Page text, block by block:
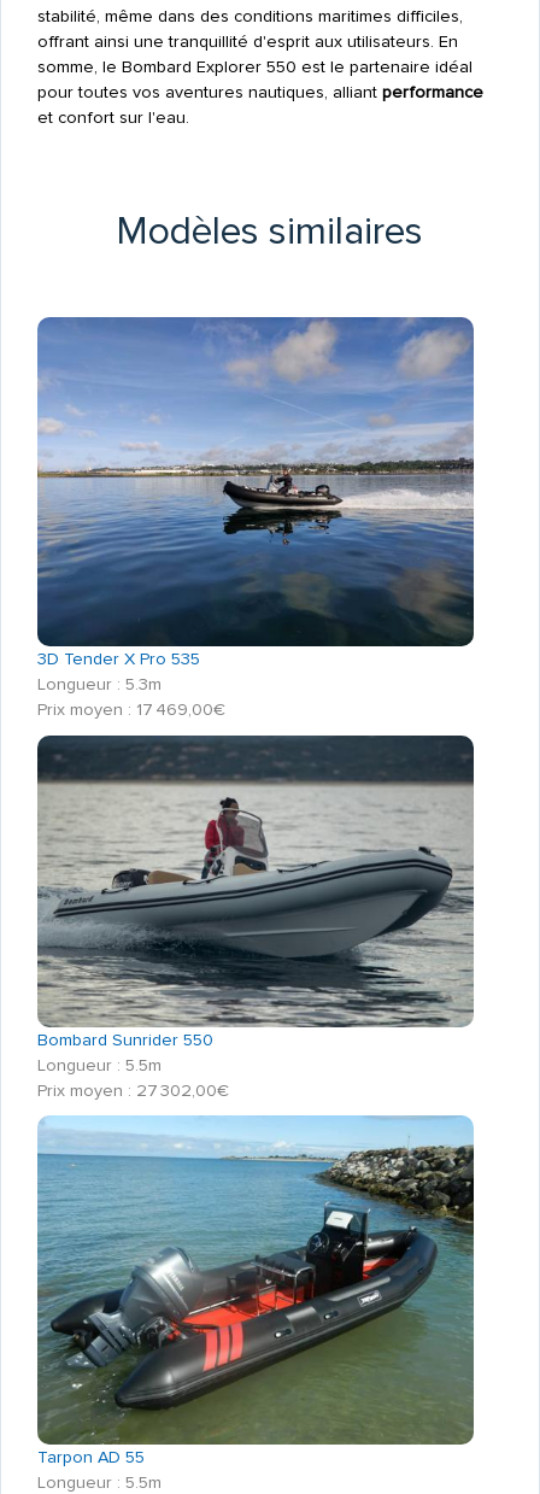
stabilité, même dans des conditions maritimes difficiles,
offrant ainsi une tranquillité d'esprit aux utilisateurs. En
somme, le Bombard Explorer 550 est le partenaire idéal
pour toutes vos aventures nautiques, alliant performance
et confort sur l'eau.
Modèles similaires
3D Tender X Pro 535
Longueur : 5.3m
Prix moyen : 17 469,00€
Bombard Sunrider 550
Longueur : 5.5m
Prix moyen : 27 302,00€
Tarpon AD 55
Longueur : 5.5m